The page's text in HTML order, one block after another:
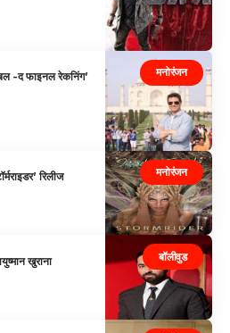
मनोरंजन
-द फाइनल रेकनिंग’
मनोरंजन
रिलीज
बॉलीवुड
खुराना